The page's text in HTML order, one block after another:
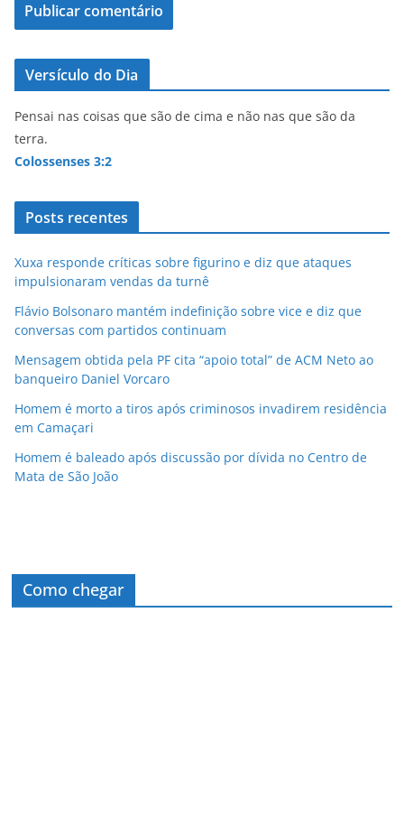
Versículo do Dia
Pensai nas coisas que são de cima e não nas que são da
terra.
Colossenses 3:2
Posts recentes
Xuxa responde críticas sobre figurino e diz que ataques
impulsionaram vendas da turnê
Flávio Bolsonaro mantém indefinição sobre vice e diz que
conversas com partidos continuam
Mensagem obtida pela PF cita “apoio total” de ACM Neto ao
banqueiro Daniel Vorcaro
Homem é morto a tiros após criminosos invadirem residência
em Camaçari
Homem é baleado após discussão por dívida no Centro de
Mata de São João
Como chegar